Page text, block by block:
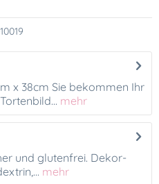
x 38cm Sie bekommen Ihr
mehr
und glutenfrei. Dekor-
mehr